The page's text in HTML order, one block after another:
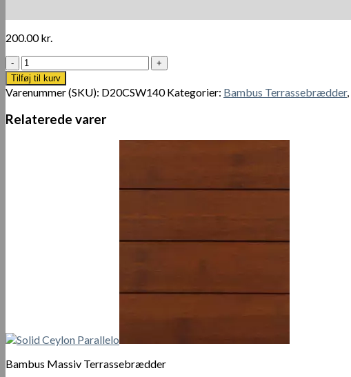
200.00kr.
Udendørs
komposit
stentræ
antal
Tilføj til kurv
Varenummer (SKU): D20CSW140 Kategorier: Bambus Terrassebrædder,
Relaterede varer
Bambus Massiv Terrassebrædder